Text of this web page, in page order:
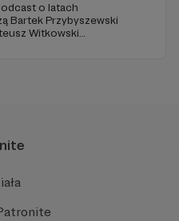
o latach
Bartek Przybyszewski
Witkowski